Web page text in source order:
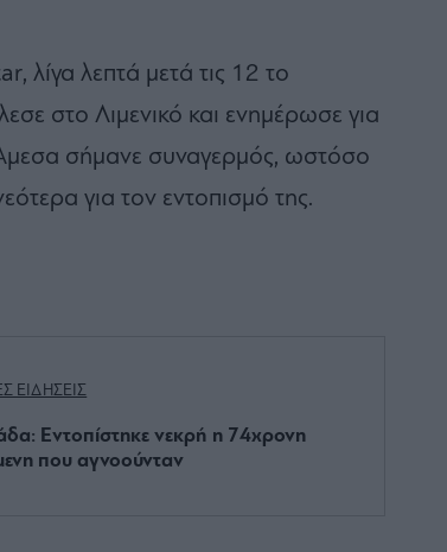
λίγα λεπτά μετά τις 12 το
στο Λιμενικό και ενημέρωσε για
σήμανε συναγερμός, ωστόσο
για τον εντοπισμό της.
ΕΙΔΗΣΕΙΣ
Εντοπίστηκε νεκρή η 74χρονη
που αγνοούνταν